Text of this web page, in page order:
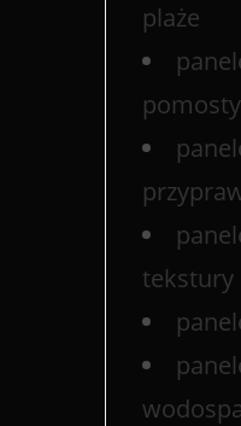
plaże
pomosty
tekstury